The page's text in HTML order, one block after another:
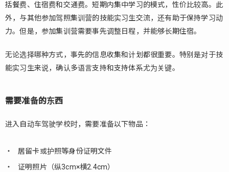
括餐费、住宿费和交通费。短期内集中学习的模式，性价比较高。此
外，与其他参加驾照集训营的技能实习生交流，还有助于保持学习动
力。但是，参加集训营需要事先调整日程，并能够长期住宿。
无论选择哪种方式，事先的信息收集和计划都很重要。特别是对于技
能实习生来说，确认多语言支持和支持体系尤为关键。
需要准备的东西
进入自动车驾驶学校时，需要准备以下物品：
居留卡或护照等身份证明文件
证明照片（纵3cm×横2.4cm）